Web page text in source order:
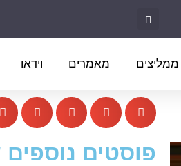
ממליצים מאמרים וידאו
פוסטים נוספים